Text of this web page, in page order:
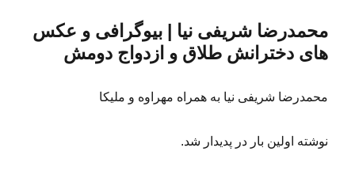
محمدرضا شریفی نیا | بیوگرافی و عکس
های دخترانش طلاق و ازدواج دومش
محمدرضا شریفی نیا به همراه مهراوه و ملیکا
نوشته اولین بار در پدیدار شد.